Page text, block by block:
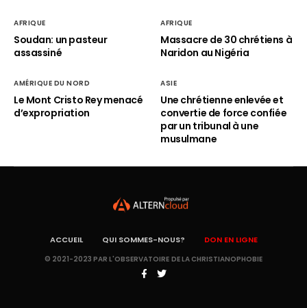
AFRIQUE
Soudan: un pasteur
assassiné
AFRIQUE
Massacre de 30 chrétiens à
Naridon au Nigéria
AMÉRIQUE DU NORD
Le Mont Cristo Rey menacé
d’expropriation
ASIE
Une chrétienne enlevée et
convertie de force confiée
par un tribunal à une
musulmane
ACCUEIL QUI SOMMES-NOUS? DON EN LIGNE
© 2021-2023 PAR L'OBSERVATOIRE DE LA CHRISTIANOPHOBIE